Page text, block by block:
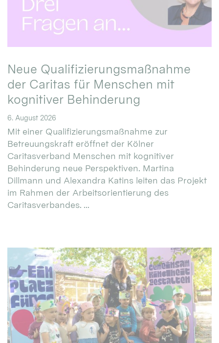
Neue Qualifizierungsmaßnahme
der Caritas für Menschen mit
kognitiver Behinderung
6. August 2026
Mit einer Qualifizierungsmaßnahme zur
Betreuungskraft eröffnet der Kölner
Caritasverband Menschen mit kognitiver
Behinderung neue Perspektiven. Martina
Dillmann und Alexandra Katins leiten das Projekt
im Rahmen der Arbeitsorientierung des
Caritasverbandes. ...